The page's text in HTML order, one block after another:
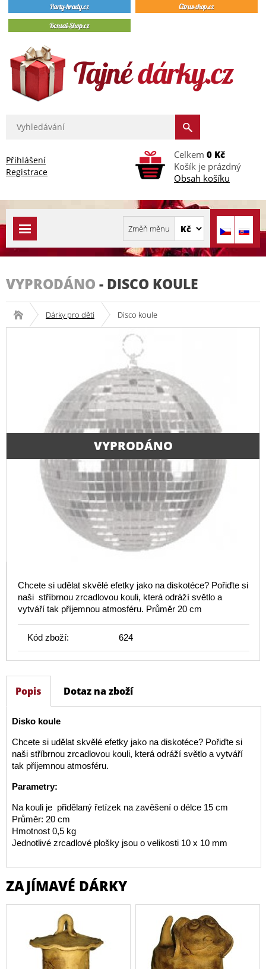
Přihlášení
Registrace
Celkem 0 Kč
Košík je prázdný
Obsah košíku
VYPRODÁNO - DISCO KOULE
Dárky pro děti Disco koule
VYPRODÁNO
Chcete si udělat skvělé efetky jako na diskotéce? Pořiďte si
naši stříbrnou zrcadlovou kouli, která odráží světlo a
vytváří tak příjemnou atmosféru. Průměr 20 cm
Kód zboží: 624
Popis Dotaz na zboží
Disko koule
Chcete si udělat skvělé efetky jako na diskotéce? Pořiďte si
naši stříbrnou zrcadlovou kouli, která odráží světlo a vytváří
tak příjemnou atmosféru.
Parametry:
Na kouli je přidělaný řetízek na zavěšení o délce 15 cm
Průměr: 20 cm
Hmotnost 0,5 kg
Jednotlivé zrcadlové plošky jsou o velikosti 10 x 10 mm
ZAJÍMAVÉ DÁRKY